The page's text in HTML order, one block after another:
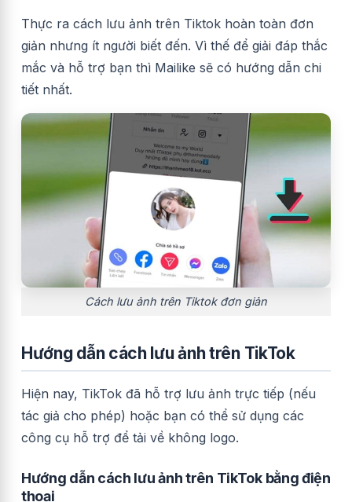
Thực ra cách lưu ảnh trên Tiktok hoàn toàn đơn
giản nhưng ít người biết đến. Vì thế để giải đáp thắc
mắc và hỗ trợ bạn thì Mailike sẽ có hướng dẫn chi
tiết nhất.
Cách lưu ảnh trên Tiktok đơn giản
Hướng dẫn cách lưu ảnh trên TikTok
Hiện nay, TikTok đã hỗ trợ lưu ảnh trực tiếp (nếu
tác giả cho phép) hoặc bạn có thể sử dụng các
công cụ hỗ trợ để tải về không logo.
Hướng dẫn cách lưu ảnh trên TikTok bằng điện
thoại